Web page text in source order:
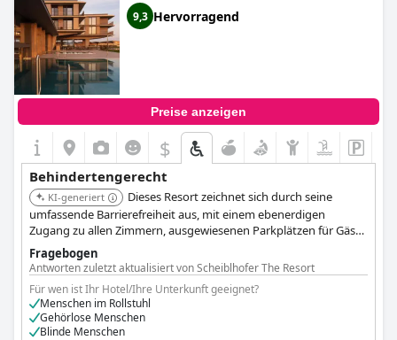
9,3 Hervorragend
Preise anzeigen
$
Behindertengerecht
KI-generiert
Dieses Resort zeichnet sich durch seine
umfassende Barrierefreiheit aus, mit einem ebenerdigen
Zugang zu allen Zimmern, ausgewiesenen Parkplätzen für Gäste
mit Behinderungen und ausgewählten Zimmern mit
rollstuhlgerechten Duschen. Es wird berichtet, dass keine
Einrichtungen für Rollstuhlfahrer unzugänglich sind.
Fragebogen
Antworten zuletzt aktualisiert von Scheiblhofer The Resort
Für wen ist Ihr Hotel/Ihre Unterkunft geeignet?
Menschen im Rollstuhl
Gehörlose Menschen
Blinde Menschen